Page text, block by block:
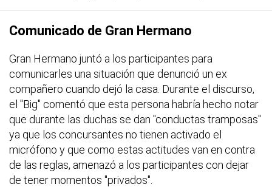
Comunicado de Gran Hermano
Gran Hermano juntó a los participantes para
comunicarles una situación que denunció un ex
compañero cuando dejó la casa. Durante el discurso,
el "Big" comentó que esta persona habría hecho notar
que durante las duchas se dan "conductas tramposas"
ya que los concursantes no tienen activado el
micrófono y que como estas actitudes van en contra
de las reglas, amenazó a los participantes con dejar
de tener momentos "privados".